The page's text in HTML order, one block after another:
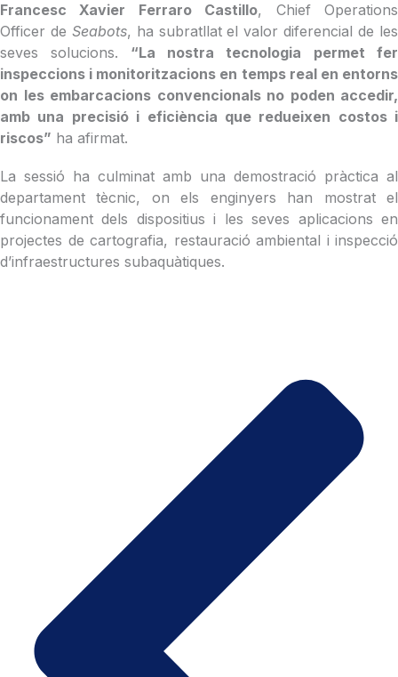
Francesc Xavier Ferraro Castillo, Chief Operations
Officer de Seabots, ha subratllat el valor diferencial de les
seves solucions. “La nostra tecnologia permet fer
inspeccions i monitoritzacions en temps real en entorns
on les embarcacions convencionals no poden accedir,
amb una precisió i eficiència que redueixen costos i
riscos” ha afirmat.
La sessió ha culminat amb una demostració pràctica al
departament tècnic, on els enginyers han mostrat el
funcionament dels dispositius i les seves aplicacions en
projectes de cartografia, restauració ambiental i inspecció
d’infraestructures subaquàtiques.